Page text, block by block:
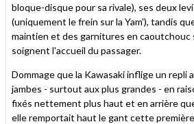
bloque-disque pour sa rivale), ses deux
(uniquement le frein sur la Yam'), tandis
maintien et des garnitures en caoutchouc
soignent l'accueil du passager.
Dommage que la Kawasaki inflige un repli
jambes - surtout aux plus grandes - en
fixés nettement plus haut et en arrière
elle remportait haut le gant cette